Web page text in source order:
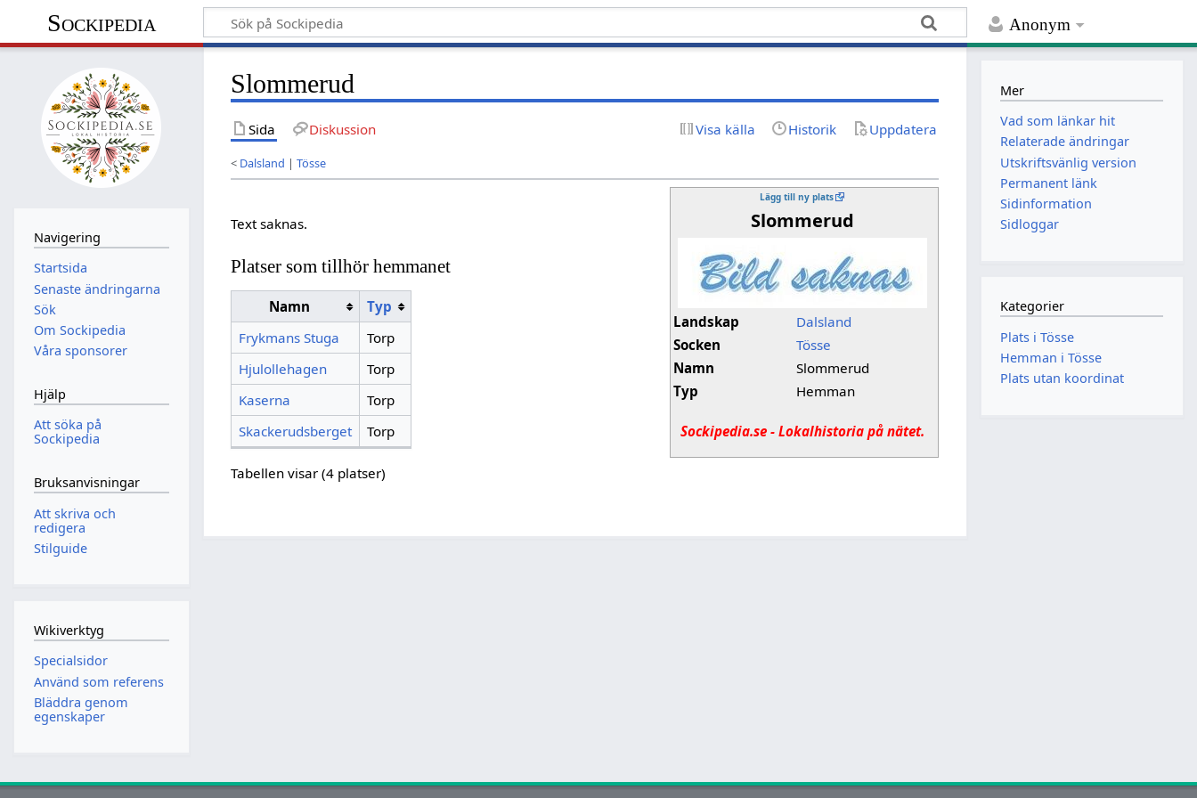
Anonym
Sockipedia
Slommerud
Sida Diskussion Visa källa Historik Uppdatera
< Dalsland |Tösse
Lägg till ny plats
Slommerud
Landskap
Dalsland
Socken
Tösse
Namn
Slommerud
Typ
Hemman
Sockipedia.se - Lokalhistoria på nätet.
Text saknas.
Platser som tillhör hemmanet
Namn
Typ
Frykmans Stuga
Torp
Hjulollehagen
Torp
Kaserna
Torp
Skackerudsberget
Torp
Tabellen visar (4 platser)
Navigering
Startsida
Senaste ändringarna
Sök
Om Sockipedia
Våra sponsorer
Hjälp
Att söka på
Sockipedia
Bruksanvisningar
Att skriva och
redigera
Stilguide
Wikiverktyg
Specialsidor
Använd som referens
Bläddra genom
egenskaper
Mer
Vad som länkar hit
Relaterade ändringar
Utskriftsvänlig version
Permanent länk
Sidinformation
Sidloggar
Kategorier
Plats i Tösse
Hemman i Tösse
Plats utan koordinat